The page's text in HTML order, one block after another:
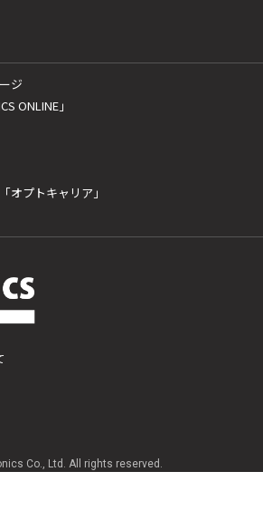
ジ
ONLINE」
オプトキャリア」
Co., Ltd. All rights reserved.